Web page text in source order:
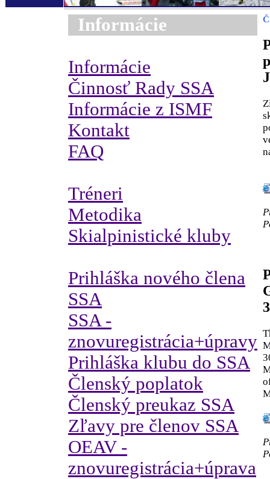
Informácie
Informácie
Činnosť Rady SSA
Informácie z ISMF
Kontakt
FAQ
Tréneri
Metodika
Skialpinistické kluby
Prihláška nového člena
SSA
SSA -
znovuregistrácia+úpravy
Prihláška klubu do SSA
Členský poplatok
Členský preukaz SSA
Zľavy pre členov SSA
OEAV -
znovuregistrácia+úprava